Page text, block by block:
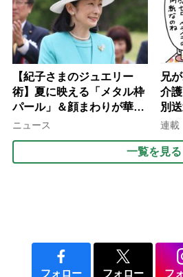
【紀子さまのジュエリー
術】夏に映える「メタル枠
パール」＆顔まわりが華や
ぐ「揺れる一粒」の使い分
ニュース
兄
介
別
連載
一覧を見る
フォロー フォロー フ